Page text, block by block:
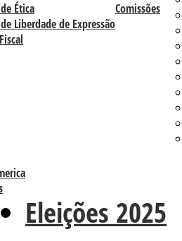
Comissões
Ética
Liberdade de Expressão
Eleições 2025